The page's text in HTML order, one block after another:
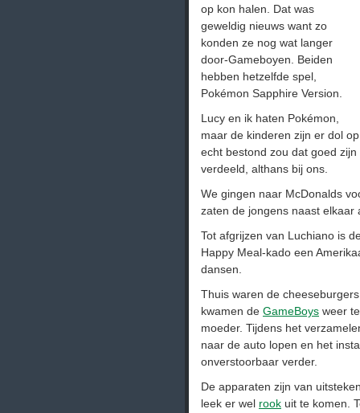
op kon halen. Dat was
geweldig nieuws want zo
konden ze nog wat langer
door-Gameboyen. Beiden
hebben hetzelfde spel,
Pokémon Sapphire Version.
Lucy en ik haten Pokémon,
maar de kinderen zijn er dol
echt bestond zou dat goed
verdeeld, althans bij ons.
We gingen naar McDonalds
zaten de jongens naast elkaar
Tot afgrijzen van Luchiano is
Happy Meal-kado een
dansen.
Thuis waren de
kwamen de GameBoys weer
moeder. Tijdens het
naar de auto lopen en het
onverstoorbaar verder.
De apparaten zijn van
leek er wel rook uit te komen.